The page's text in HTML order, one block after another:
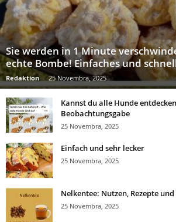
Sie werden in 1 Minute
echte Bombe! Einfaches und
Redaktion - 25 Novembra, 2025
Kannst du alle Hunde
Beobachtungsgabe
25 Novembra, 2025
Einfach und sehr lecker
25 Novembra, 2025
Nelkentee: Nutzen, Rezepte
25 Novembra, 2025